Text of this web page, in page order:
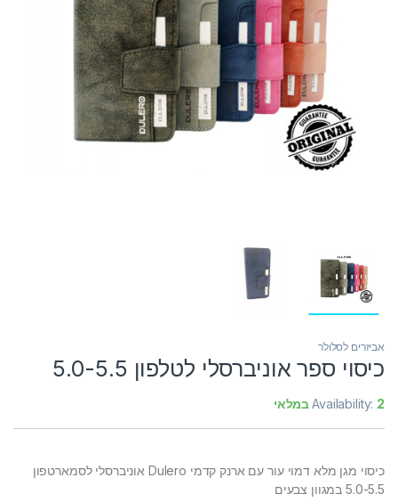
אביזרים לסלולר
כיסוי ספר אוניברסלי לטלפון 5.0-5.5
Availability: 2 במלאי
כיסוי מגן מלא דמוי עור עם ארנק קדמי Dulero אוניברסלי לסמארטפון
5.0-5.5 במגוון צבעים